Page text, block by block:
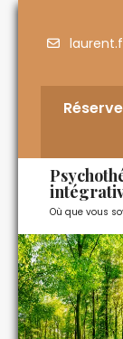
Où que vous